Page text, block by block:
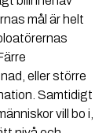
mål är helt
eller större
Samtidigt
vill bo i,